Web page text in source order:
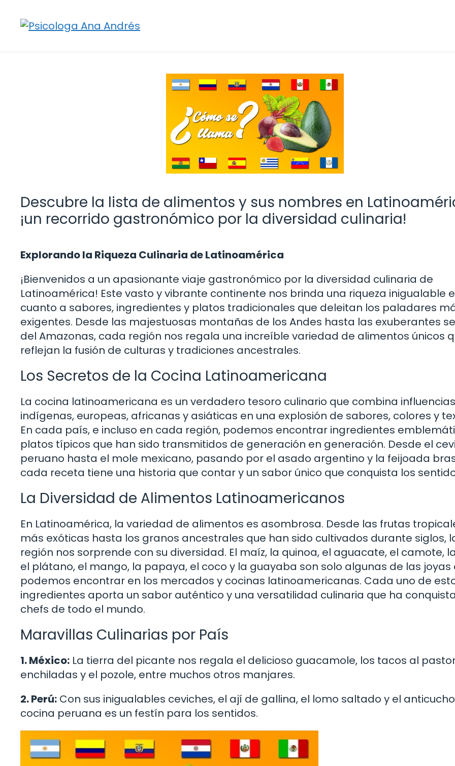
contenido
Descubre la lista de alimentos y sus nombres en
¡un recorrido gastronómico por la diversidad culinaria!
Explorando la Riqueza Culinaria de Latinoamérica
¡Bienvenidos a un apasionante viaje gastronómico por la diversidad culinaria de
Latinoamérica! Este vasto y vibrante continente nos brinda una riqueza inigualable
cuanto a sabores, ingredientes y platos tradicionales que deleitan los paladares
exigentes. Desde las majestuosas montañas de los Andes hasta las exuberantes
del Amazonas, cada región nos regala una increíble variedad de alimentos únicos
reflejan la fusión de culturas y tradiciones ancestrales.
Los Secretos de la Cocina Latinoamericana
La cocina latinoamericana es un verdadero tesoro culinario que combina influencias
indígenas, europeas, africanas y asiáticas en una explosión de sabores, colores y
En cada país, e incluso en cada región, podemos encontrar ingredientes
platos típicos que han sido transmitidos de generación en generación. Desde el
peruano hasta el mole mexicano, pasando por el asado argentino y la feijoada
cada receta tiene una historia que contar y un sabor único que conquista los
La Diversidad de Alimentos Latinoamericanos
En Latinoamérica, la variedad de alimentos es asombrosa. Desde las frutas
más exóticas hasta los granos ancestrales que han sido cultivados durante siglos,
región nos sorprende con su diversidad. El maíz, la quinoa, el aguacate, el camote,
el plátano, el mango, la papaya, el coco y la guayaba son solo algunas de las joyas
podemos encontrar en los mercados y cocinas latinoamericanas. Cada uno de
ingredientes aporta un sabor auténtico y una versatilidad culinaria que ha
chefs de todo el mundo.
Maravillas Culinarias por País
1. México: La tierra del picante nos regala el delicioso guacamole, los tacos al
enchiladas y el pozole, entre muchos otros manjares.
2. Perú: Con sus inigualables ceviches, el ají de gallina, el lomo saltado y el
cocina peruana es un festín para los sentidos.